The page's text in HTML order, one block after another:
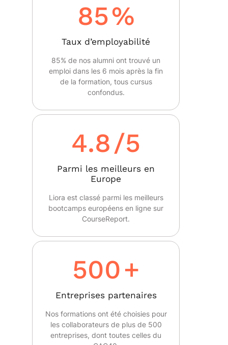
85%
Taux d’employabilité
85% de nos alumni ont trouvé un
emploi dans les 6 mois après la fin
de la formation, tous cursus
confondus.
4.8/5
Parmi les meilleurs en
Europe
Liora est classé parmi les meilleurs
bootcamps européens en ligne sur
CourseReport.
500+
Entreprises partenaires
Nos formations ont été choisies pour
les collaborateurs de plus de 500
entreprises, dont toutes celles du